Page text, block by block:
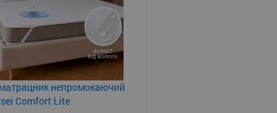
непромокаючий
Comfort Lite